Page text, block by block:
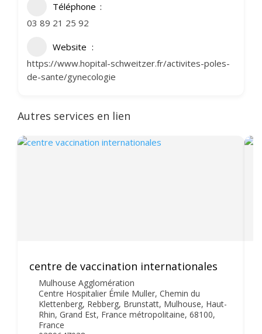
Téléphone
03 89 21 25 92
Website
https://www.hopital-schweitzer.fr/activites-poles-
de-sante/gynecologie
Autres services en lien
centre de vaccination internationales
Mulhouse Agglomération
Centre Hospitalier Émile Muller, Chemin du
Klettenberg, Rebberg, Brunstatt, Mulhouse, Haut-
Rhin, Grand Est, France métropolitaine, 68100,
France